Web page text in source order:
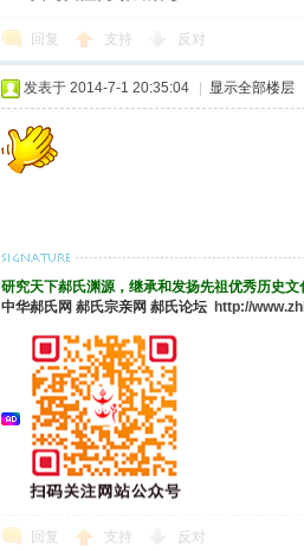
回复 支持 反对
发表于 2014-7-1 20:35:04 显示全部楼层
研究天下郝氏渊源，继承和发扬先祖优秀历史
中华郝氏网 郝氏宗亲网 郝氏论坛 http://
回复 支持 反对